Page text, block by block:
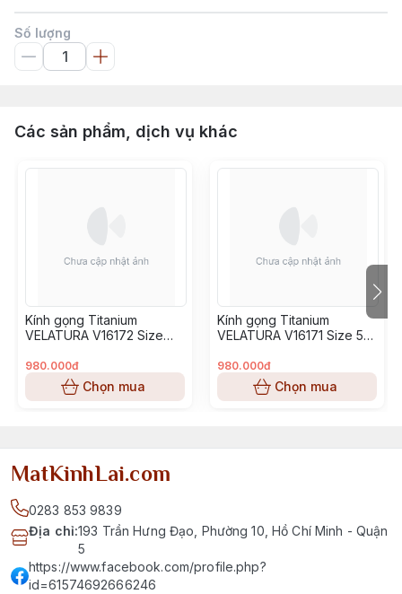
Số lượng
Các sản phẩm, dịch vụ khác
Kính gọng Titanium
VELATURA V16172 Size
980.000đ
Chọn mua
Kính gọng Titanium
VELATURA V16171 Size 53-
980.000đ
Chọn mua
MatKinhLai.com
0283 853 9839
Địa chỉ:193 Trần Hưng Đạo, Phường 10, Hồ Chí Minh - Quận
5
https://www.facebook.com/profile.php?
id=61574692666246